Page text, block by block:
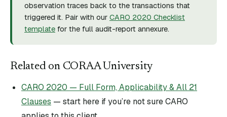
observation traces back to the transactions that
triggered it. Pair with our CARO 2020 Checklist
template for the full audit-report annexure.
Related on CORAA University
CARO 2020 — Full Form, Applicability & All 21
Clauses — start here if you’re not sure CARO